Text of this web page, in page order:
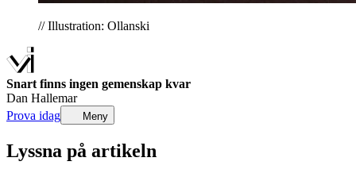
// Illustration: Ollanski
Snart finns ingen gemenskap kvar
Dan Hallemar
Prova idag
Meny
Lyssna på artikeln